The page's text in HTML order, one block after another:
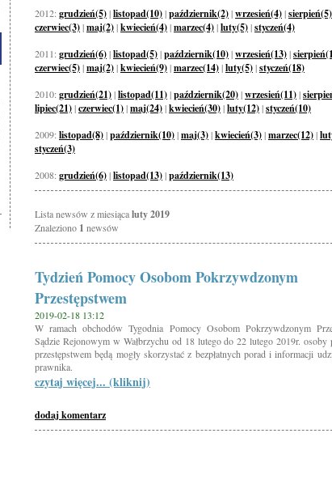
2012:grudzień(5)|listopad(10)|październik(2)|wrzesień(4)|sierpień(5)
czerwiec(3)|maj(2)|kwiecień(4)|marzec(4)|luty(5)|styczeń(4)
2011:grudzień(6)|listopad(5)|październik(10)|wrzesień(13)|
czerwiec(5)|maj(2)|kwiecień(9)|marzec(14)|luty(5)|styczeń(18)
2010:grudzień(21)|listopad(11)|październik(20)|wrzesień(11)|
lipiec(21)|czerwiec(1)|maj(24)|kwiecień(30)|luty(12)|styczeń(10)
2009:listopad(8)|październik(10)|maj(3)|kwiecień(3)|marzec(12)|
styczeń(3)
2008:grudzień(6)|listopad(13)|październik(13)
Lista newsów z miesiącaluty 2019
Znaleziono 1 newsów
Tydzień Pomocy Osobom Pokrzywdzonym
Przestępstwem
2019-02-18 13:12
W ramach obchodów Tygodnia Pomocy Osobom Pokrzywdzonym
Sądzie Rejonowym w Wałbrzychu od 18 lutego do 22 lutego 2019r. osoby
przestępstwem będą mogły skorzystać z bezpłatnych porad i informacji
prawnika.
czytaj więcej... (kliknij)
dodaj komentarz